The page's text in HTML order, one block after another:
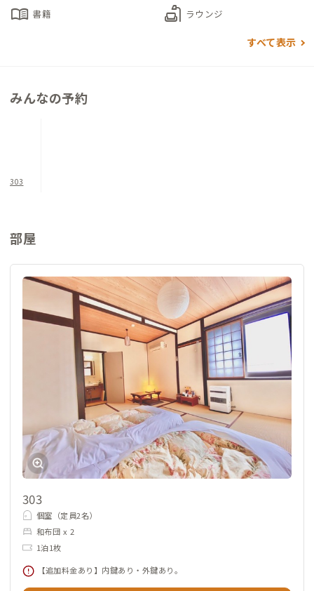
また、一般宿泊客などと懇談場所として、訪日客と接するチャン
朝は早起きをして朝市へ出かけてみてはいかがでしょうか。地
menu_book 書籍 scene ラウンジ
すべて表示
みんなの予約
303
部屋
303
個室（定員2名）
和布団 x 2
1泊1枚
【追加料金あり】内鍵あり・外鍵あり。